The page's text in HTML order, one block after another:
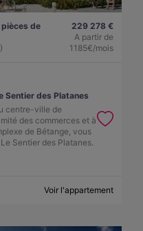
de
229 278 €
A partir de
1185€/mois
Sentier des Platanes
centre-ville de
des commerces et à
de Bétange, vous
Sentier des Platanes.
Voir l'appartement